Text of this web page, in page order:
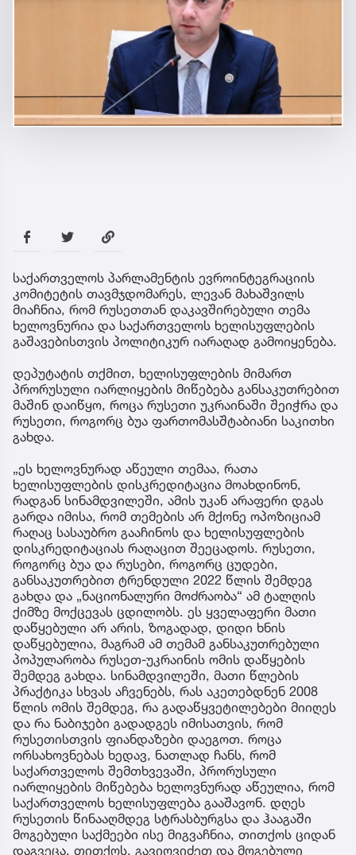
საქართველოს პარლამენტის ევროინტეგრაციის
კომიტეტის თავმჯდომარეს, ლევან მახაშვილს
მიაჩნია, რომ რუსეთთან დაკავშირებული თემა
ხელოვნურია და საქართველოს ხელისუფლების
გაშავებისთვის პოლიტიკურ იარაღად გამოიყენება.
დეპუტატის თქმით, ხელისუფლების მიმართ
პრორუსული იარლიყების მიწებება განსაკუთრებით
მაშინ დაიწყო, როცა რუსეთი უკრაინაში შეიჭრა და
რუსეთი, როგორც ბუა ფართომასშტაბიანი საკითხი
გახდა.
„ეს ხელოვნურად აწეული თემაა, რათა
ხელისუფლების დისკრედიტაცია მოახდინონ,
რადგან სინამდვილეში, ამის უკან არაფერი დგას
გარდა იმისა, რომ თემების არ მქონე ოპოზიციამ
რაღაც სასაუბრო გააჩინოს და ხელისუფლების
დისკრედიტაციას რაღაცით შეეცადოს. რუსეთი,
როგორც ბუა და რუსები, როგორც ცუდები,
განსაკუთრებით ტრენდული 2022 წლის შემდეგ
გახდა და „ნაციონალური მოძრაობა“ ამ ტალღის
ქიმზე მოქცევას ცდილობს. ეს ყველაფერი მათი
დაწყებული არ არის, ზოგადად, დიდი ხნის
დაწყებულია, მაგრამ ამ თემამ განსაკუთრებული
პოპულარობა რუსეთ-უკრაინის ომის დაწყების
შემდეგ გახდა. სინამდვილეში, მათი წლების
პრაქტიკა სხვას აჩვენებს, რას აკეთებდნენ 2008
წლის ომის შემდეგ, რა გადაწყვეტილებები მიიღეს
და რა ნაბიჯები გადადგეს იმისათვის, რომ
რუსეთისთვის ფიანდაზები დაეგოთ. როცა
ორსახოვნებას ხედავ, ნათლად ჩანს, რომ
საქართველოს შემთხვევაში, პრორუსული
იარლიყების მიწებება ხელოვნურად აწეულია, რომ
საქართველოს ხელისუფლება გააშავონ. დღეს
რუსეთის წინააღმდეგ სტრასბურგსა და ჰააგაში
მოგებული საქმეები ისე მიგვაჩნია, თითქოს ციდან
დაგვეცა. თითქოს, გავიღვიძეთ და მოგებული